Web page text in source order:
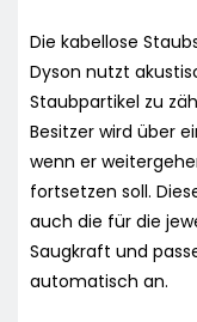
Die kabellose
Dyson nutzt
Staubpartikel zu
Besitzer wird über
wenn er
fortsetzen soll.
auch die für die
Saugkraft und
automatisch an.